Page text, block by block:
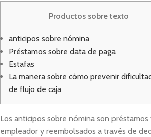
Productos sobre texto
anticipos sobre nómina
Préstamos sobre data de paga
Estafas
La manera sobre cómo prevenir
de flujo de caja
Los anticipos sobre nómina son
empleador y reembolsados ​​a través de